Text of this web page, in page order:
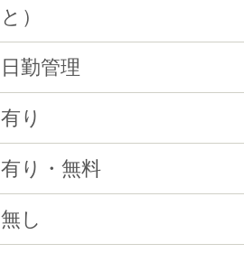
と）
日勤管理
有り
有り・無料
無し